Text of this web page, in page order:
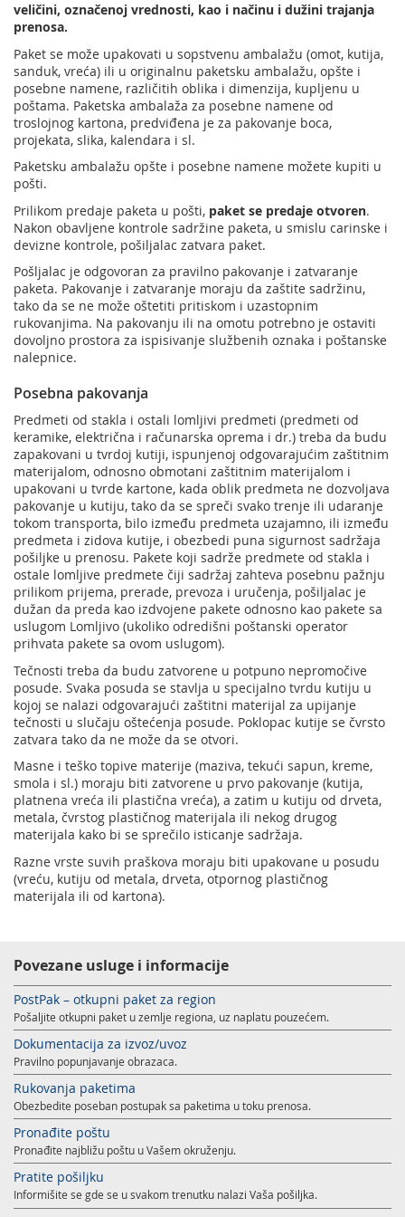
Pravilno adresovanje
Poštanski adresni kod (PAK)
Spisak zabranjenih artikala za uvoz
Punomoćje za uručenje poštanskih pošiljaka
Usluge za Banku Poštansku štedionicu a. d.
Specifične usluge
Mobilna aplikacija Pošte Srbije
Prodaja, izdavanje i zakup nepokretnosti
Pošte Pet friendly
Prodaja i prekonfiguracija TAG uređaja
veličini, označenoj vrednosti, kao i načinu i dužini trajanja
prenosa.
Paket se može upakovati u sopstvenu ambalažu (omot, kutija,
sanduk, vreća) ili u originalnu paketsku ambalažu, opšte i
posebne namene, različitih oblika i dimenzija, kupljenu u
poštama. Paketska ambalaža za posebne namene od
troslojnog kartona, predviđena je za pakovanje boca,
projekata, slika, kalendara i sl.
Paketsku ambalažu opšte i posebne namene možete kupiti u
pošti.
Prilikom predaje paketa u pošti, paket se predaje otvoren.
Nakon obavljene kontrole sadržine paketa, u smislu carinske i
devizne kontrole, pošiljalac zatvara paket.
Pošljalac je odgovoran za pravilno pakovanje i zatvaranje
paketa. Pakovanje i zatvaranje moraju da zaštite sadržinu,
tako da se ne može oštetiti pritiskom i uzastopnim
rukovanjima. Na pakovanju ili na omotu potrebno je ostaviti
dovoljno prostora za ispisivanje službenih oznaka i poštanske
nalepnice.
Posebna pakovanja
Predmeti od stakla i ostali lomljivi predmeti (predmeti od
keramike, električna i računarska oprema i dr.) treba da budu
zapakovani u tvrdoj kutiji, ispunjenoj odgovarajućim zaštitnim
materijalom, odnosno obmotani zaštitnim materijalom i
upakovani u tvrde kartone, kada oblik predmeta ne dozvoljava
pakovanje u kutiju, tako da se spreči svako trenje ili udaranje
tokom transporta, bilo između predmeta uzajamno, ili između
predmeta i zidova kutije, i obezbedi puna sigurnost sadržaja
pošiljke u prenosu. Pakete koji sadrže predmete od stakla i
ostale lomljive predmete čiji sadržaj zahteva posebnu pažnju
prilikom prijema, prerade, prevoza i uručenja, pošiljalac je
dužan da preda kao izdvojene pakete odnosno kao pakete sa
uslugom Lomljivo (ukoliko odredišni poštanski operator
prihvata pakete sa ovom uslugom).
Tečnosti treba da budu zatvorene u potpuno nepromočive
posude. Svaka posuda se stavlja u specijalno tvrdu kutiju u
kojoj se nalazi odgovarajući zaštitni materijal za upijanje
tečnosti u slučaju oštećenja posude. Poklopac kutije se čvrsto
zatvara tako da ne može da se otvori.
Masne i teško topive materije (maziva, tekući sapun, kreme,
smola i sl.) moraju biti zatvorene u prvo pakovanje (kutija,
platnena vreća ili plastična vreća), a zatim u kutiju od drveta,
metala, čvrstog plastičnog materijala ili nekog drugog
materijala kako bi se sprečilo isticanje sadržaja.
Razne vrste suvih praškova moraju biti upakovane u posudu
(vreću, kutiju od metala, drveta, otpornog plastičnog
materijala ili od kartona).
Povezane usluge i informacije
PostPak – otkupni paket za region
Pošaljite otkupni paket u zemlje regiona, uz naplatu pouzećem.
Dokumentacija za izvoz/uvoz
Pravilno popunjavanje obrazaca.
Rukovanja paketima
Obezbedite poseban postupak sa paketima u toku prenosa.
Pronađite poštu
Pronađite najbližu poštu u Vašem okruženju.
Pratite pošiljku
Informišite se gde se u svakom trenutku nalazi Vaša pošiljka.